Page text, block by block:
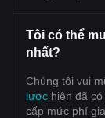
Tôi có thể
nhất?
Chúng tôi vui
lược hiện đã
cấp mức phí